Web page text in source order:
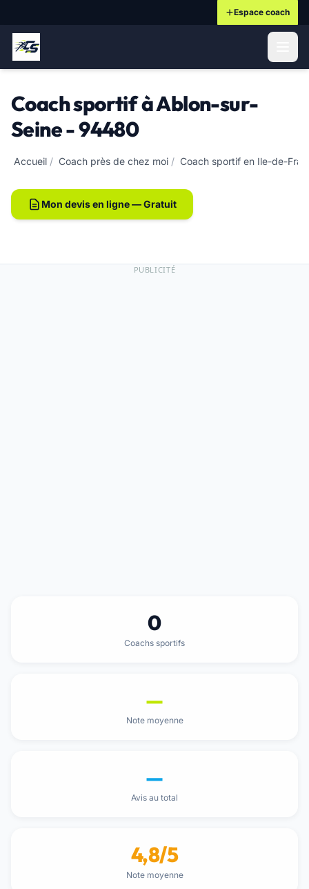
Espace coach
Coach sportif à Ablon-sur-
Seine - 94480
Accueil / Coach près de chez moi / Coach sportif en Ile-de-
Mon devis en ligne — Gratuit
PUBLICITÉ
0
Coachs sportifs
—
Note moyenne
—
Avis au total
4,8/5
Note moyenne